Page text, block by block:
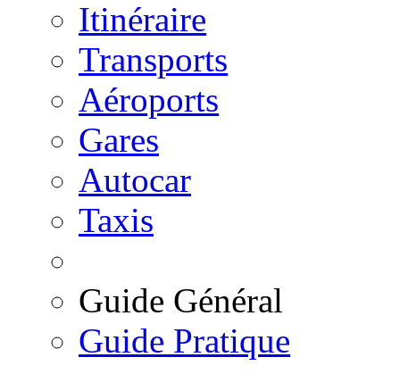
Itinéraire
Transports
Aéroports
Gares
Autocar
Taxis
Guide Général
Guide Pratique